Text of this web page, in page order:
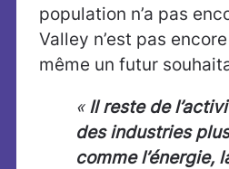
population n’a pas
Valley n’est pas
même un futur
« Il reste de
des industries
comme l’énergie,